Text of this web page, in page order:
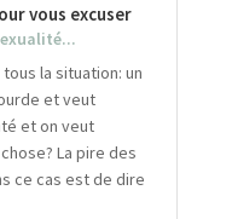
vous excuser
la situation: un
et veut
et on veut
La pire des
ce cas est de dire